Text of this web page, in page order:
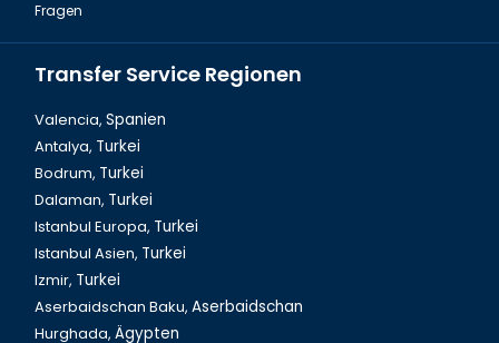
Dalyan Tour & Krabbenfischen in der Türkei
Fragen
Transfer Service Regionen
Valencia, Spanien
Antalya, Turkei
Bodrum, Turkei
Dalaman, Turkei
Istanbul Europa, Turkei
Istanbul Asien, Turkei
Izmir, Turkei
Aserbaidschan Baku, Aserbaidschan
Hurghada, Ägypten